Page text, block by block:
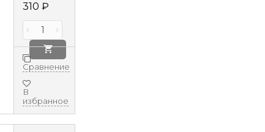
310 ₽
Сравнение
В
избранное